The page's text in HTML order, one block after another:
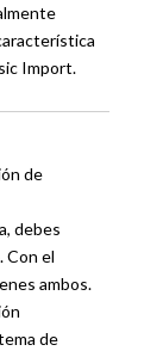
Import.
de
debes
Con el
ambos.
de